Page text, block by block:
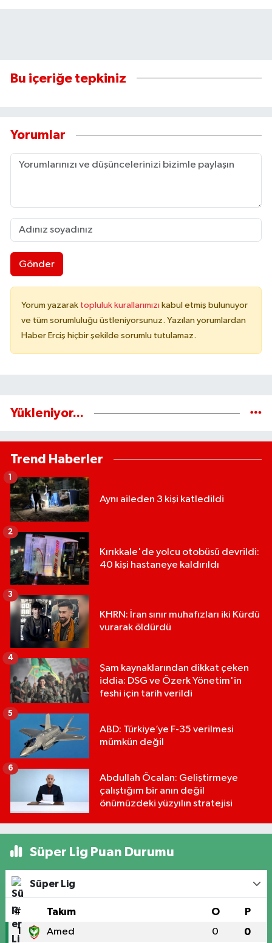
Bu içeriğe tepkiniz
Yorumlar
Gönder
Yorum yazarak topluluk kurallarımızı kabul etmiş bulunuyor
ve tüm sorumluluğu üstleniyorsunuz. Yazılan yorumlardan
Haber Erciş hiçbir şekilde sorumlu tutulamaz.
Yükleniyor...
Trend Haberler
Aynı aileden 3 kişi katledildi
1
Kırıkkale'de yolcu otobüsü devrildi:
40 kişi hastaneye kaldırıldı
2
KHRN: İran sınır muhafızları iki Kürdü
vurarak öldürdü
3
Şam kaynaklarından dikkat çeken
iddia: DSG ve Özerk Yönetim'in
feshi için tarih verildi
4
ABD: Türkiye’ye F-35 verilmesi
mümkün değil
5
Abdullah Öcalan: Geliştirmeye
çalıştığım bir anın değil
önümüzdeki yüzyılın stratejisi
6
Süper Lig Puan Durumu
Süper Lig
# Takım O P
1 Amed 0 0